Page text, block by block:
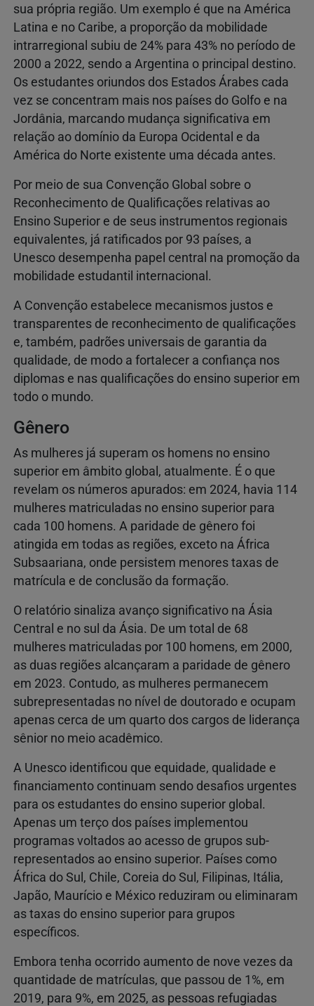
sua própria região. Um exemplo é que na América
Latina e no Caribe, a proporção da mobilidade
intrarregional subiu de 24% para 43% no período de
2000 a 2022, sendo a Argentina o principal destino.
Os estudantes oriundos dos Estados Árabes cada
vez se concentram mais nos países do Golfo e na
Jordânia, marcando mudança significativa em
relação ao domínio da Europa Ocidental e da
América do Norte existente uma década antes.
Por meio de sua Convenção Global sobre o
Reconhecimento de Qualificações relativas ao
Ensino Superior e de seus instrumentos regionais
equivalentes, já ratificados por 93 países, a
Unesco desempenha papel central na promoção da
mobilidade estudantil internacional.
A Convenção estabelece mecanismos justos e
transparentes de reconhecimento de qualificações
e, também, padrões universais de garantia da
qualidade, de modo a fortalecer a confiança nos
diplomas e nas qualificações do ensino superior em
todo o mundo.
Gênero
As mulheres já superam os homens no ensino
superior em âmbito global, atualmente. É o que
revelam os números apurados: em 2024, havia 114
mulheres matriculadas no ensino superior para
cada 100 homens. A paridade de gênero foi
atingida em todas as regiões, exceto na África
Subsaariana, onde persistem menores taxas de
matrícula e de conclusão da formação.
O relatório sinaliza avanço significativo na Ásia
Central e no sul da Ásia. De um total de 68
mulheres matriculadas por 100 homens, em 2000,
as duas regiões alcançaram a paridade de gênero
em 2023. Contudo, as mulheres permanecem
subrepresentadas no nível de doutorado e ocupam
apenas cerca de um quarto dos cargos de liderança
sênior no meio acadêmico.
A Unesco identificou que equidade, qualidade e
financiamento continuam sendo desafios urgentes
para os estudantes do ensino superior global.
Apenas um terço dos países implementou
programas voltados ao acesso de grupos sub-
representados ao ensino superior. Países como
África do Sul, Chile, Coreia do Sul, Filipinas, Itália,
Japão, Maurício e México reduziram ou eliminaram
as taxas do ensino superior para grupos
específicos.
Embora tenha ocorrido aumento de nove vezes da
quantidade de matrículas, que passou de 1%, em
2019, para 9%, em 2025, as pessoas refugiadas